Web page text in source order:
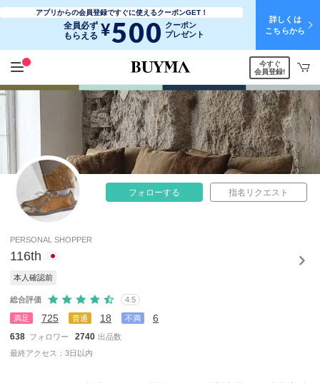
アプリからの会員登録ですぐに使えるクーポンGET！
全員必ず
もらえる ¥500 クーポン
プレゼント
詳しくは
こちらから
今すぐ
会員登録!
フォローする 指名リクエスト
PERSONAL SHOPPER
116th
本人確認前
総合評価 4.5
満足 725 普通 18 不満 6
638 フォロワー 2740 出品数
最終アクセス：3日以内